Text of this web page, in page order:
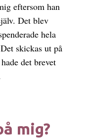
eftersom han
Det blev
hela
skickas ut på
det brevet
mig?